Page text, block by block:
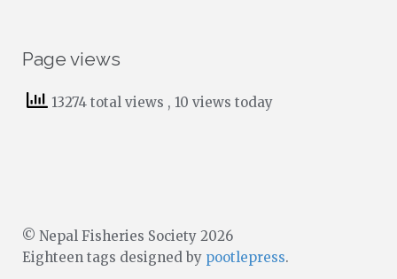
Page views
13274 total views , 10 views today
© Nepal Fisheries Society 2026
Eighteen tags designed by pootlepress.